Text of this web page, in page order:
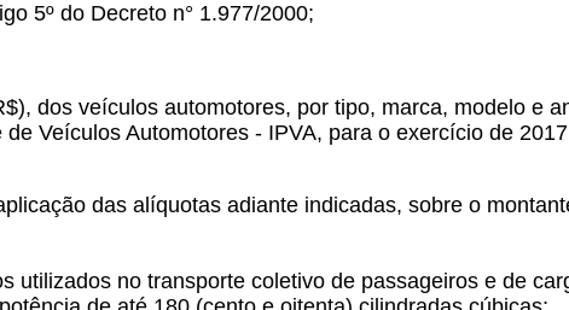
5º do Decreto n° 1.977/2000;
dos veículos automotores, por tipo, marca, modelo e
Veículos Automotores - IPVA, para o exercício de
das alíquotas adiante indicadas, sobre o
utilizados no transporte coletivo de passageiros e de